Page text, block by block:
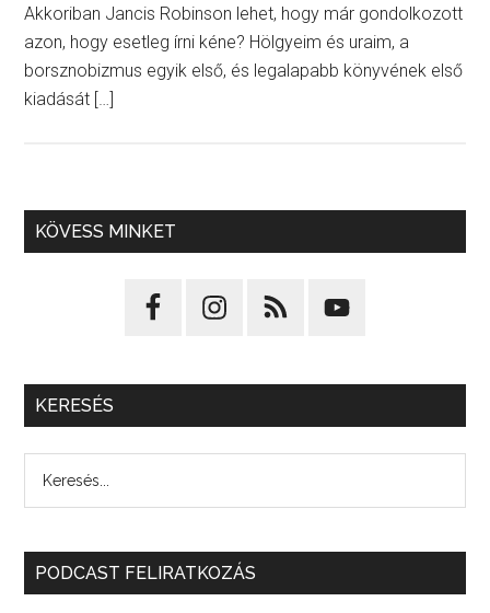
Akkoriban Jancis Robinson lehet, hogy már gondolkozott
azon, hogy esetleg írni kéne? Hölgyeim és uraim, a
borsznobizmus egyik első, és legalapabb könyvének első
kiadását […]
KÖVESS MINKET
KERESÉS
PODCAST FELIRATKOZÁS